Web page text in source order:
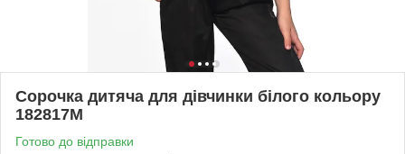
Сорочка дитяча для дівчинки білого кольору
182817M
Готово до відправки